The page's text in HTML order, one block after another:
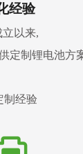
经验
立以来,
定制锂电池方
制经验